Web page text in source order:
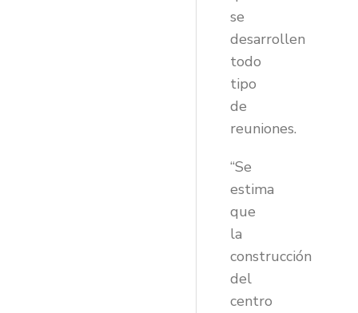
se
desarrollen
todo
tipo
de
reuniones.
“Se
estima
que
la
construcción
del
centro